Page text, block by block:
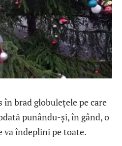
în brad globulețele pe care
punându-și, în gând, o
va îndeplini pe toate.